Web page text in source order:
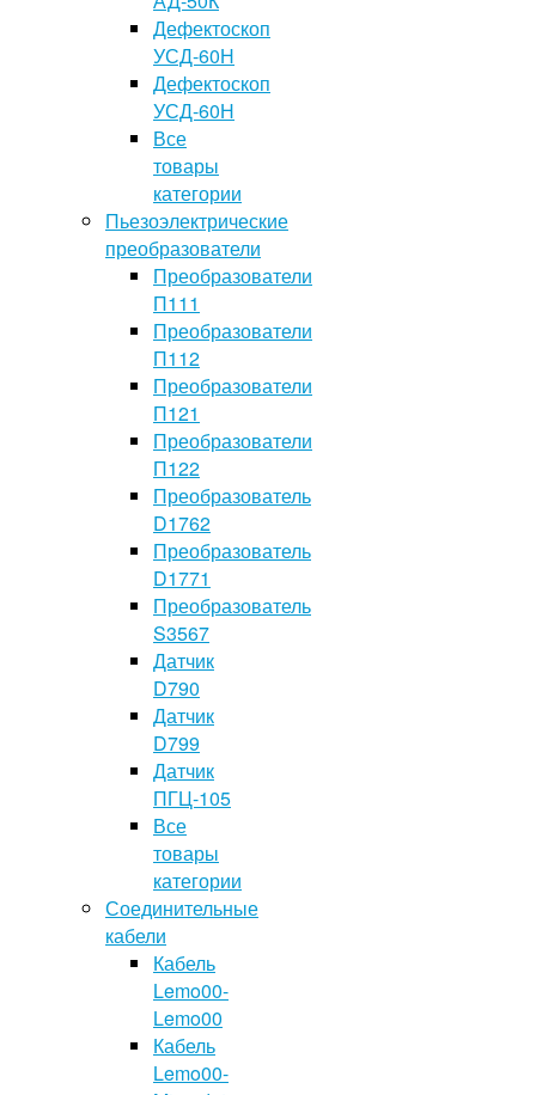
Дефектоскоп
УСД-60Н
Дефектоскоп
УСД-60Н
Все
товары
категории
Пьезоэлектрические
преобразователи
Преобразователи
П111
Преобразователи
П112
Преобразователи
П121
Преобразователи
П122
Преобразователь
D1762
Преобразователь
D1771
Преобразователь
S3567
Датчик
D790
Датчик
D799
Датчик
ПГЦ-105
Все
товары
категории
Соединительные
кабели
Кабель
Lemo00-
Lemo00
Кабель
Lemo00-